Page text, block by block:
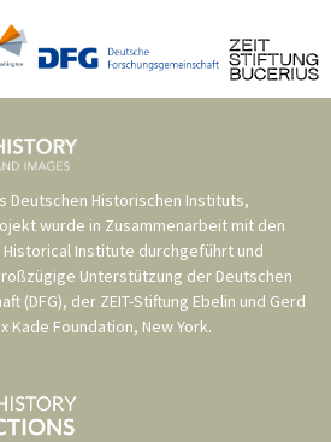
Deutschen Historischen Instituts,
wurde in Zusammenarbeit mit den
Institute durchgeführt und
Unterstützung der Deutschen
(DFG), der ZEIT-Stiftung Ebelin und Gerd
Kade Foundation, New York.